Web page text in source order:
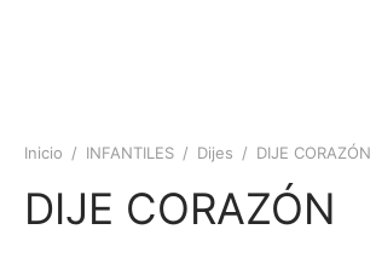
Inicio / INFANTILES / Dijes / DIJE CORAZÓN
DIJE CORAZÓN